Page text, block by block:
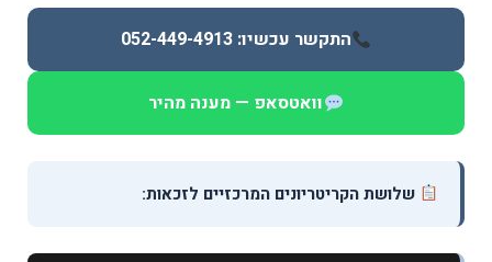
התקשר עכשיו: 052-449-4913
וואטסאפ — מענה מהיר
שלושת הקריטריונים המרכזיים לזכאות: